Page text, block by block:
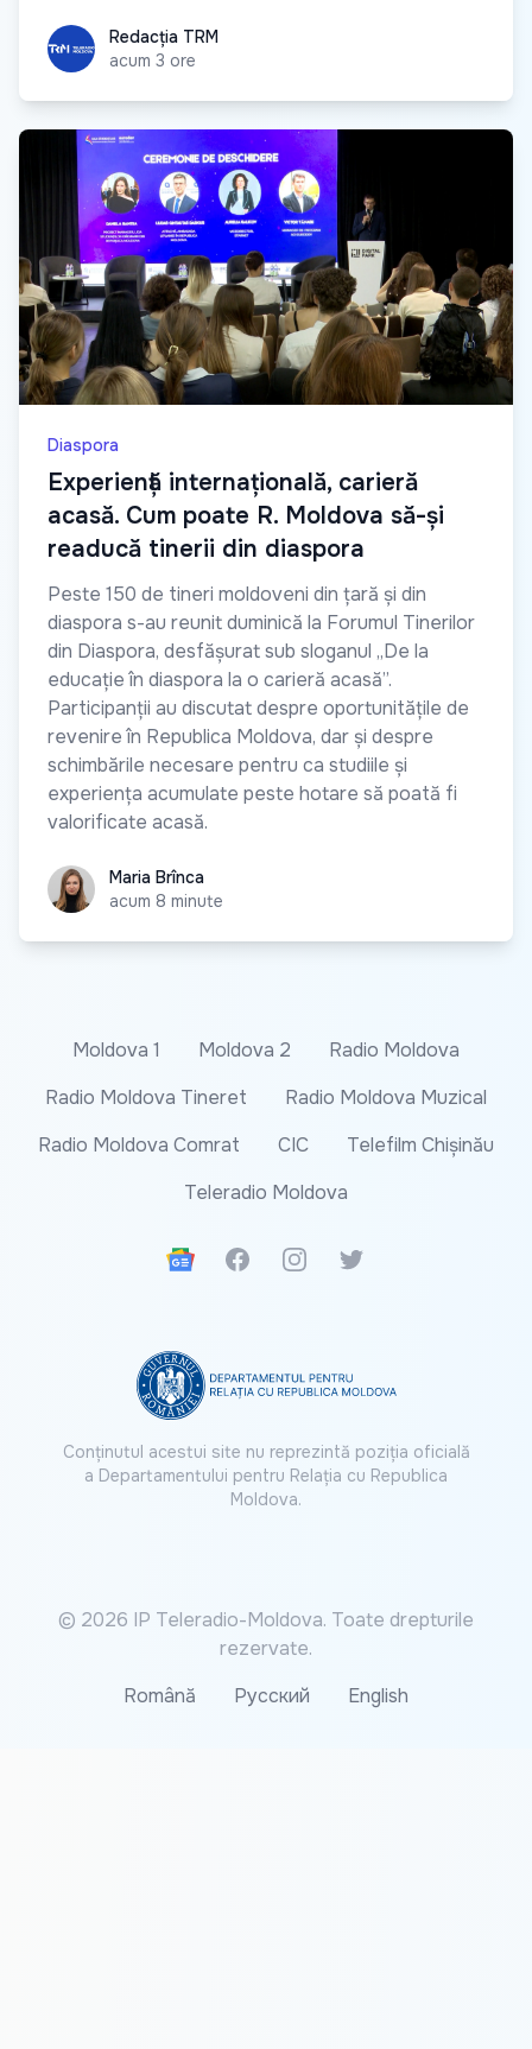
Redacția TRM
Redacția TRM
acum 3 ore
Diaspora
Experiență internațională, carieră
acasă. Cum poate R. Moldova să-și
readucă tinerii din diaspora
Peste 150 de tineri moldoveni din țară și din
diaspora s-au reunit duminică la Forumul Tinerilor
din Diaspora, desfășurat sub sloganul „De la
educație în diaspora la o carieră acasă”.
Participanții au discutat despre oportunitățile de
revenire în Republica Moldova, dar și despre
schimbările necesare pentru ca studiile și
experiența acumulate peste hotare să poată fi
valorificate acasă.
Maria BrîncaMaria Brînca
acum 8 minute
Moldova 1 Moldova 2
Radio Moldova
Radio Moldova Tineret
Radio Moldova Muzical
Radio Moldova Comrat
CIC
Telefilm Chișinău
Teleradio Moldova
Google News
FacebookInstagramTwitter
Conținutul acestui site nu reprezintă poziția oficială
a Departamentului pentru Relația cu Republica
Moldova.
© 2026 IP Teleradio-Moldova. Toate drepturile
rezervate.
Română
Русский English